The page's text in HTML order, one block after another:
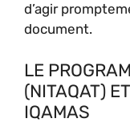
d’agir
document.
LE
(NITAQAT)
IQAMAS